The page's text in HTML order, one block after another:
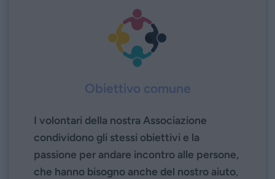
Obiettivo comune
I volontari della nostra Associazione
condividono gli stessi obiettivi e la
passione per andare incontro alle persone,
che hanno bisogno anche del nostro aiuto,